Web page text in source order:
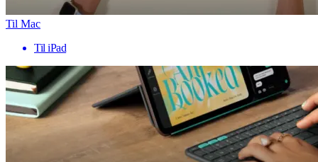
Til Mac
Til iPad